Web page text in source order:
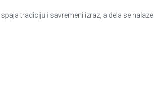
tradiciju i savremeni izraz, a dela se